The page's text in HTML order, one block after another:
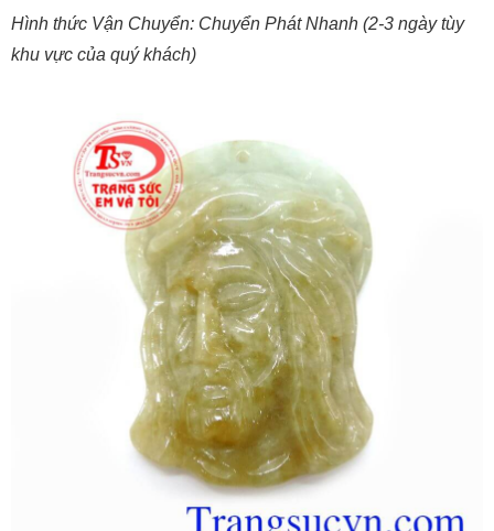
Hình thức Vận Chuyển: Chuyển Phát Nhanh (2-3 ngày tùy
khu vực của quý khách)